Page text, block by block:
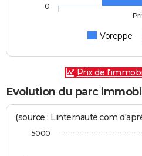
Voreppe
0
Prix de
Evolution du parc
(source : Linternaute.com
5000